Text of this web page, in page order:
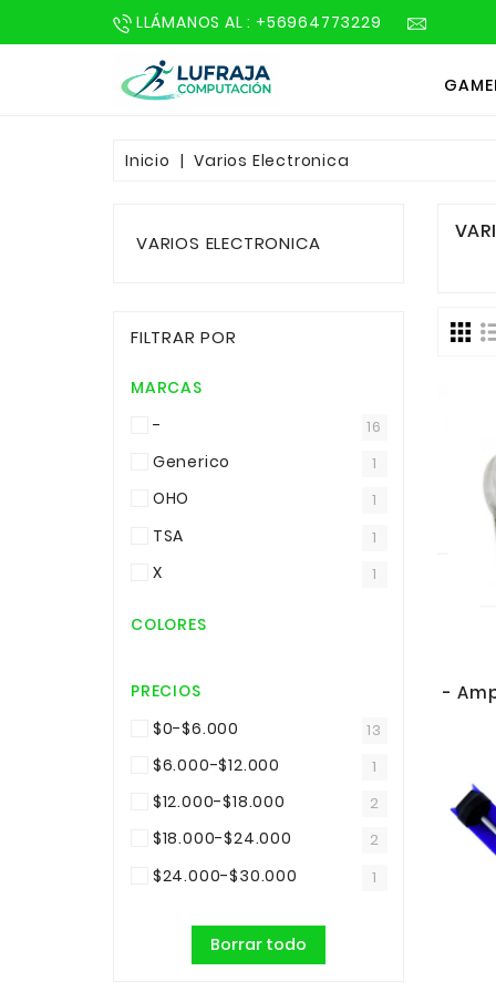
LLÁMANOS AL : +56964773229
Inicio Varios Electronica
VARIOS ELECTRONICA
FILTRAR POR
MARCAS
-
16
Generico 1
OHO 1
TSA 1
X 1
COLORES
PRECIOS
$0-$6.000
13
$6.000-$12.000 1
$12.000-$18.000 2
$18.000-$24.000 2
$24.000-$30.000 1
Borrar todo